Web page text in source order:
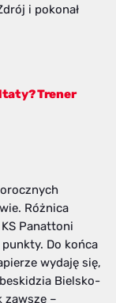
i pokonał
Trener
Różnica
Panattoni
Do końca
wydaję się,
Bielsko-
zawsze –